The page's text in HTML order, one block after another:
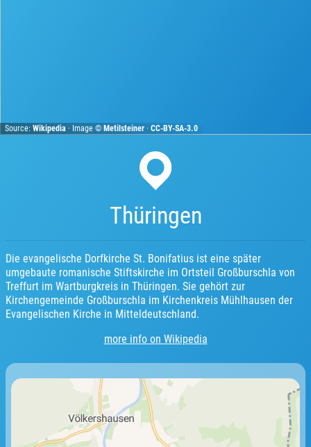
Source:Wikipedia · Image ©Metilsteiner ·CC-BY-SA-3.0
Thüringen
Die evangelische Dorfkirche St. Bonifatius ist eine später
umgebaute romanische Stiftskirche im Ortsteil Großburschla von
Treffurt im Wartburgkreis in Thüringen. Sie gehört zur
Kirchengemeinde Großburschla im Kirchenkreis Mühlhausen der
Evangelischen Kirche in Mitteldeutschland.
more info on Wikipedia